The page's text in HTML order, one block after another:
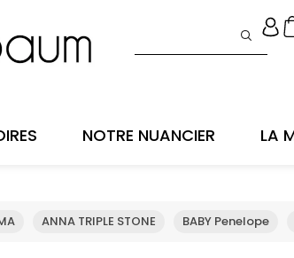
NOTRE NUANCIER LA
ANNA TRIPLE STONE BABY Penelope